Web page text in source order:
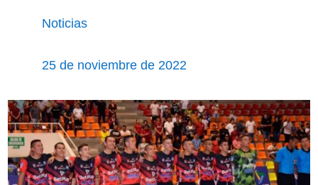
Noticias
25 de noviembre de 2022